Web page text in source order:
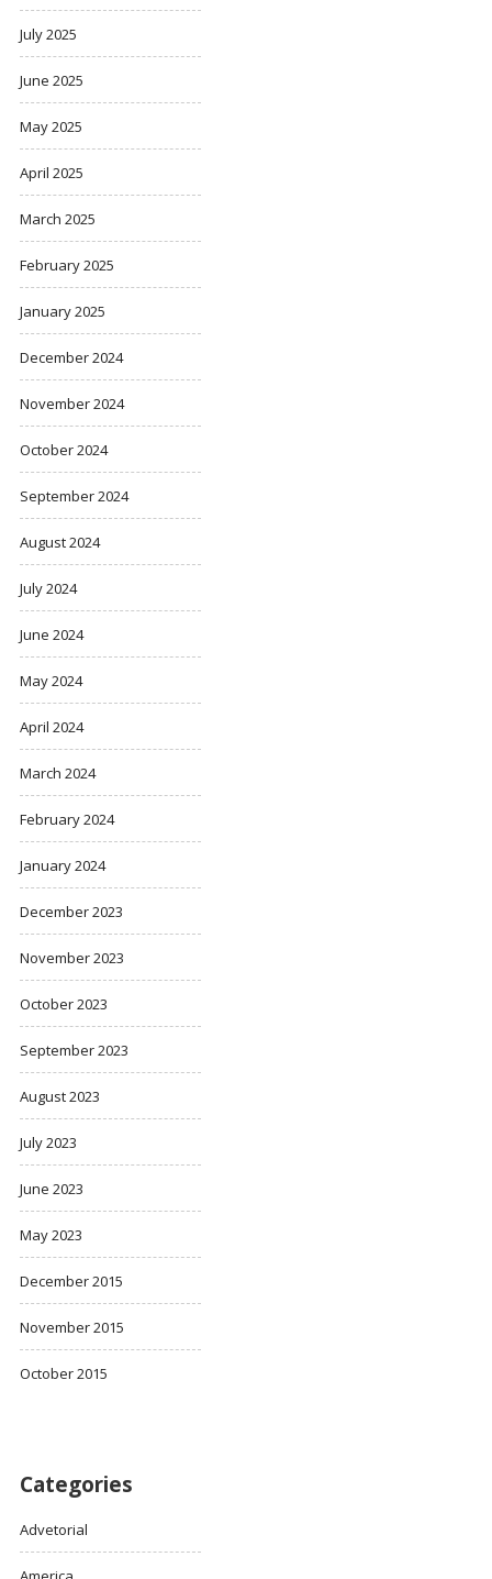
July 2025
June 2025
May 2025
April 2025
March 2025
February 2025
January 2025
December 2024
November 2024
October 2024
September 2024
August 2024
July 2024
June 2024
May 2024
April 2024
March 2024
February 2024
January 2024
December 2023
November 2023
October 2023
September 2023
August 2023
July 2023
June 2023
May 2023
December 2015
November 2015
October 2015
Categories
Advetorial